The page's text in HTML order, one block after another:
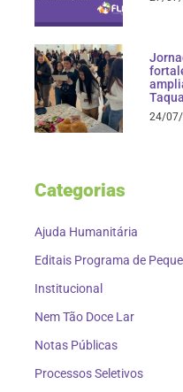
24/
Categorias
Ajuda Humanitária
Editais Programa de
Institucional
Nem Tão Doce Lar
Notas Públicas
Processos Seletivos